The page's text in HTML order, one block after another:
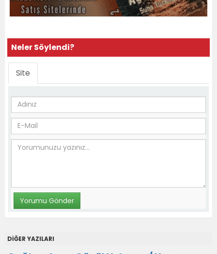
Neler Söylendi?
Site
DİĞER YAZILARI